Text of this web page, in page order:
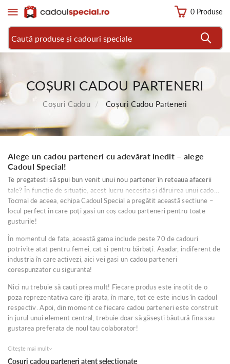
0 Produse
COȘURI CADOU PARTENERI
Coșuri Cadou Coșuri Cadou Parteneri
Alege un cadou parteneri cu adevărat inedit – alege
Cadoul Special!
Te pregatesti să spui bun venit unui nou partener în reteaua afacerii
tale? În funcție de situație, acest lucru necesita și dăruirea unui cadou.
De altfel, nu vrei să risti să primesti ceva și să nu ai nimic de oferit la
schimb, dupa cum s-ar spune.
Tocmai de aceea, echipa Cadoul Special a pregătit această sectiune –
locul perfect în care poți gasi un coș cadou parteneri pentru toate
gusturile!
În momentul de fata, această gama include peste 70 de cadouri
potrivite atat pentru femei, cat și pentru bărbați. Așadar, indiferent de
industria în care activezi, aici vei gasi un cadou parteneri
corespunzator cu siguranta!
Nici nu trebuie să cauti prea mult! Fiecare produs este insotit de o
poza reprezentativa care îți arata, în mare, tot ce este inclus în cadoul
respectiv. Apoi, din moment ce fiecare cadou parteneri este construit
în jurul unui element central, trebuie doar să găsești băutură fina sau
gustarea preferata de noul tau colaborator!
Citește mai mult
Coșuri cadou parteneri atent selecționate